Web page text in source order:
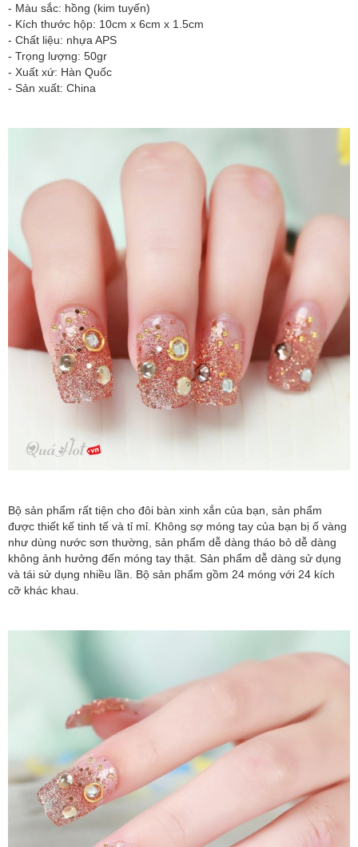
- Màu sắc: hồng (kim tuyến)
- Kích thước hộp: 10cm x 6cm x 1.5cm
- Chất liệu: nhựa APS
- Trọng lượng: 50gr
- Xuất xứ: Hàn Quốc
- Sản xuất: China
Bộ sản phẩm rất tiện cho đôi bàn xinh xắn của bạn, sản phẩm
được thiết kế tinh tế và tỉ mỉ. Không sợ móng tay của bạn bị ố vàng
như dùng nước sơn thường, sản phẩm dễ dàng tháo bỏ dễ dàng
không ảnh hưởng đến móng tay thật. Sản phẩm dễ dàng sử dụng
và tái sử dụng nhiều lần. Bộ sản phẩm gồm 24 móng với 24 kích
cỡ khác khau.